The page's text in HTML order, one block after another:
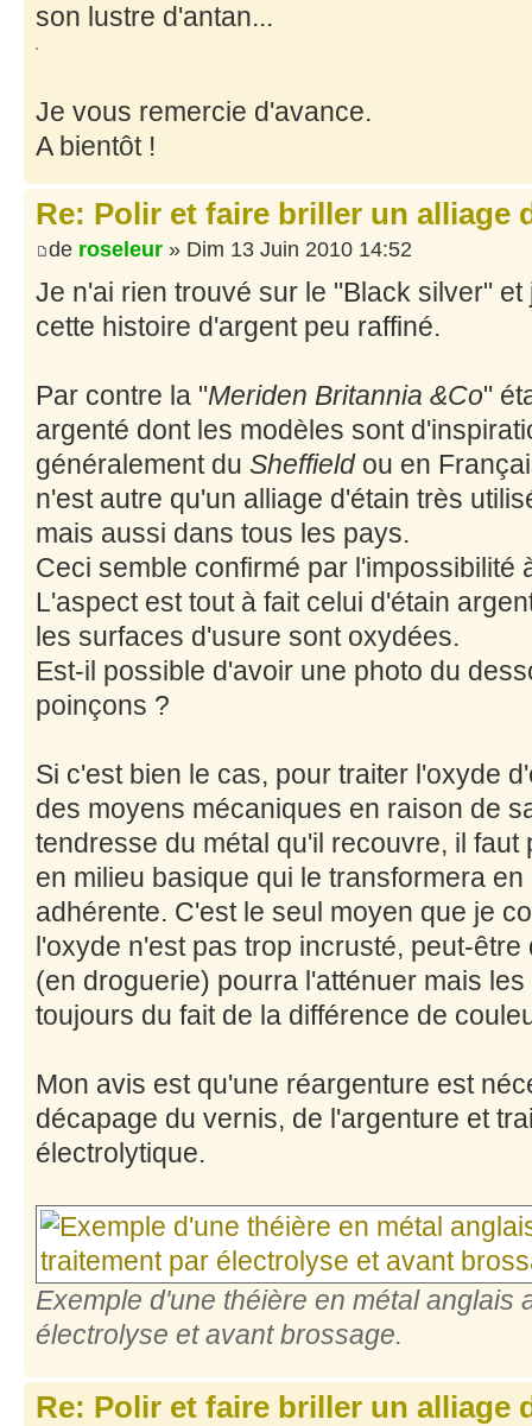
son lustre d'antan...
Je vous remercie d'avance.
A bientôt !
Re: Polir et faire briller un alliage
de roseleur » Dim 13 Juin 2010 14:52
Je n'ai rien trouvé sur le "Black silver"
cette histoire d'argent peu raffiné.
Par contre la "Meriden Britannia &Co"
argenté dont les modèles sont
généralement du Sheffieldou en
n'est autre qu'un alliage d'étain très
mais aussi dans tous les pays.
Ceci semble confirmé par l'impossibilité
L'aspect est tout à fait celui d'étain
les surfaces d'usure sont oxydées.
Est-il possible d'avoir une photo du
poinçons ?
Si c'est bien le cas, pour traiter l'oxyde
des moyens mécaniques en raison de
tendresse du métal qu'il recouvre, il
en milieu basique qui le transformera
adhérente. C'est le seul moyen que je
l'oxyde n'est pas trop incrusté, peut-
(en droguerie) pourra l'atténuer mais
toujours du fait de la différence de
Mon avis est qu'une réargenture est
décapage du vernis, de l'argenture et
électrolytique.
Exemple d'une théière en métal anglais
électrolyse et avant brossage.
Re: Polir et faire briller un alliage